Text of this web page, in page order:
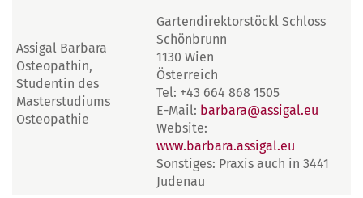
Assigal Barbara
Osteopathin,
Studentin des
Masterstudiums
Osteopathie
Gartendirektorstöckl Schloss
Schönbrunn
1130 Wien
Österreich
Tel: +43 664 868 1505
E-Mail: barbara@assigal.eu
Website:
www.barbara.assigal.eu
Sonstiges: Praxis auch in 3441
Judenau